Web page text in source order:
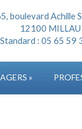
boulevard Achille
12100 MILLAU
Standard : 05 65 59
»